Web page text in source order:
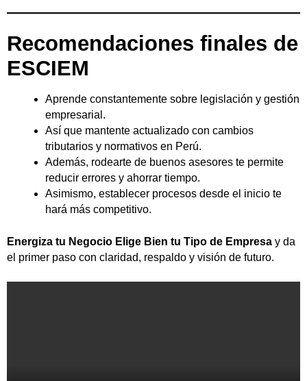
Recomendaciones finales de
ESCIEM
Aprende constantemente sobre legislación y gestión
empresarial.
Así que mantente actualizado con cambios
tributarios y normativos en Perú.
Además, rodearte de buenos asesores te permite
reducir errores y ahorrar tiempo.
Asimismo, establecer procesos desde el inicio te
hará más competitivo.
Energiza tu Negocio Elige Bien tu Tipo de Empresa y da
el primer paso con claridad, respaldo y visión de futuro.